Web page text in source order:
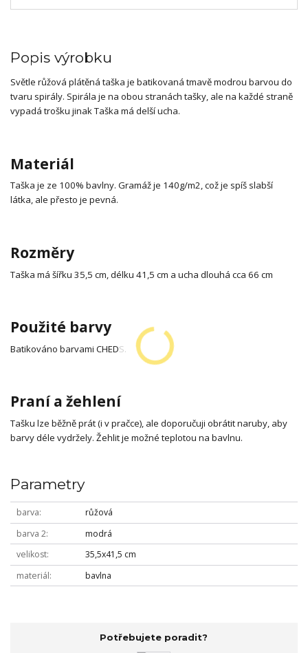
Popis výrobku
Světle růžová plátěná taška je batikovaná tmavě modrou barvou do
tvaru spirály. Spirála je na obou stranách tašky, ale na každé straně
vypadá trošku jinak Taška má delší ucha.
Materiál
Taška je ze 100% bavlny. Gramáž je 140g/m2, což je spíš slabší
látka, ale přesto je pevná.
Rozměry
Taška má šířku 35,5 cm, délku 41,5 cm a ucha dlouhá cca 66 cm
Použité barvy
Batikováno barvami CHEDS.
Praní a žehlení
Tašku lze běžně prát (i v pračce), ale doporučuji obrátit naruby, aby
barvy déle vydržely. Žehlit je možné teplotou na bavlnu.
Parametry
barva
růžová
barva 2
modrá
velikost
35,5x41,5 cm
materiál
bavlna
Potřebujete poradit?